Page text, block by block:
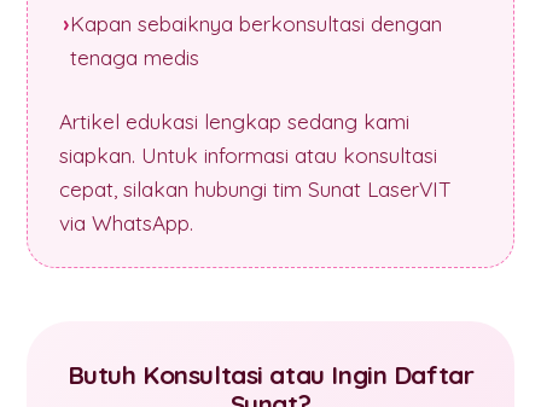
Kapan sebaiknya berkonsultasi dengan
tenaga medis
Artikel edukasi lengkap sedang kami
siapkan. Untuk informasi atau konsultasi
cepat, silakan hubungi tim Sunat LaserVIT
via WhatsApp.
Butuh Konsultasi atau Ingin Daftar